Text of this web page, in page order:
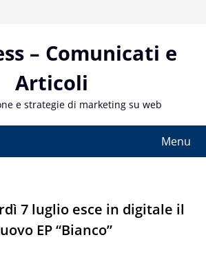
– Comunicati e
Articoli
e strategie di marketing su web
Menu
7 luglio esce in digitale il
EP “Bianco”